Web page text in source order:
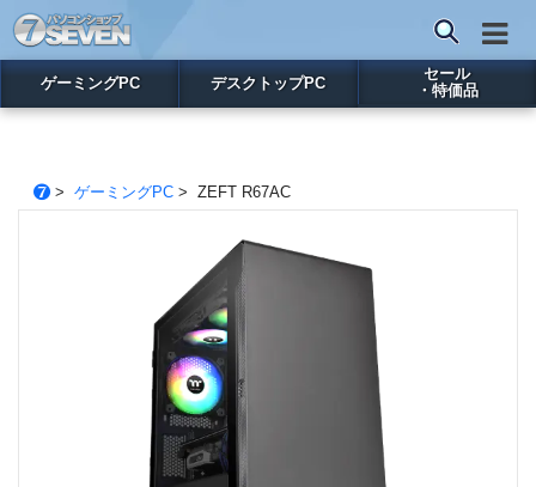
ゲーミングPC デスクトップPC
セール
・特価品
> ゲーミングPC> ZEFT R67AC